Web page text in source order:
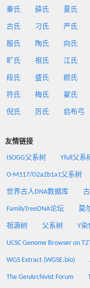
秦氏 薛氏 夏氏
古氏 刁氏 严氏
殷氏 陶氏 向氏
旷氏 祖氏 江氏
段氏 盛氏 颜氏
符氏 梅氏 翟氏
倪氏 厉氏 启布弓
友情链接
ISOGG父系树 Yfull父系
O-M117/O2a2b1a1父系树
世界古人DNA数据库
FamilyTreeDNA论坛 莫
祖源树 父系树 Y
UCSC Genome Browser on
WGS Extract (WGSE.bio)
The GenArchivist Forum